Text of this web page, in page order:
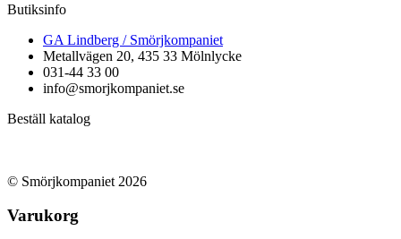
Butiksinfo
GA Lindberg / Smörjkompaniet
Metallvägen 20, 435 33 Mölnlycke
031-44 33 00
info@smorjkompaniet.se
Beställ katalog
© Smörjkompaniet 2026
Varukorg